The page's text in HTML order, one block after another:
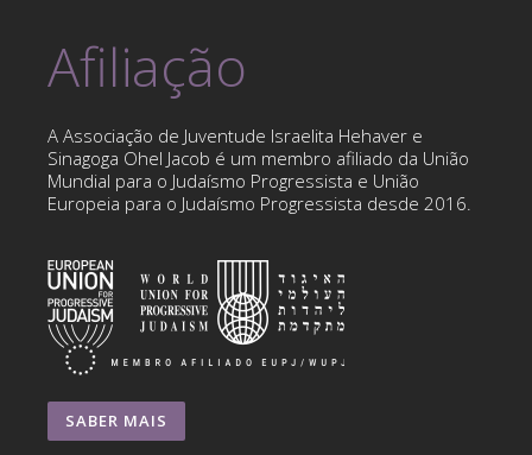
Afiliação
A Associação de Juventude Israelita Hehaver e
Sinagoga Ohel Jacob é um membro afiliado da União
Mundial para o Judaísmo Progressista e União
Europeia para o Judaísmo Progressista desde 2016.
SABER MAIS